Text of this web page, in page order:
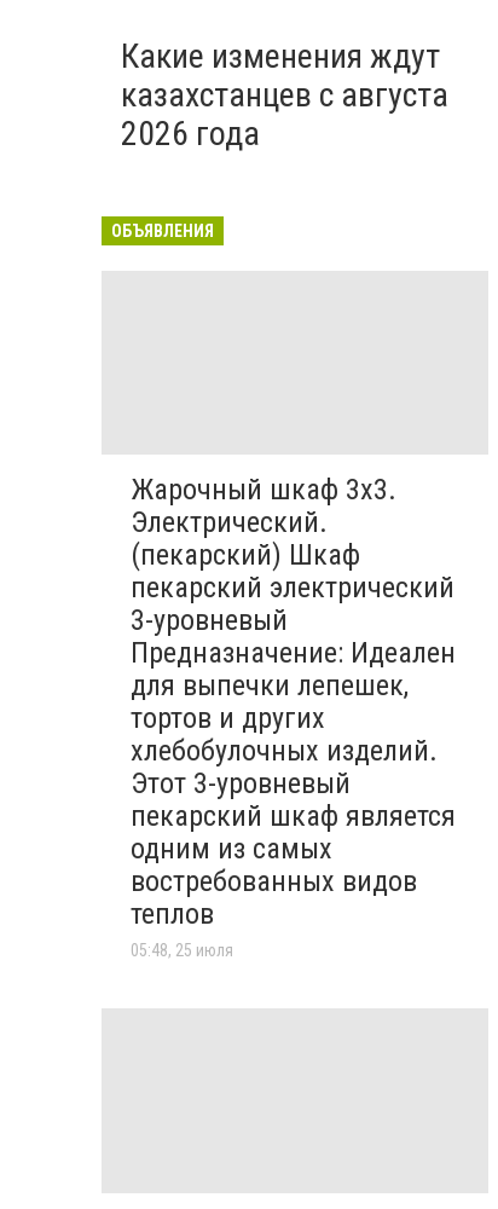
Какие изменения ждут
казахстанцев с августа
2026 года
ОБЪЯВЛЕНИЯ
Жарочный шкаф 3х3.
Электрический.
(пекарский) Шкаф
пекарский электрический
3-уровневый
Предназначение: Идеален
для выпечки лепешек,
тортов и других
хлебобулочных изделий.
Этот 3-уровневый
пекарский шкаф является
одним из самых
востребованных видов
теплов
05:48, 25 июля